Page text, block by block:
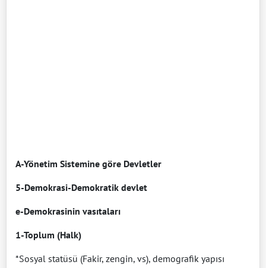
A-Yönetim Sistemine göre Devletler
5-Demokrasi-Demokratik devlet
e-Demokrasinin vasıtaları
1-Toplum (Halk)
*Sosyal statüsü (Fakir, zengin, vs), demografik yapısı